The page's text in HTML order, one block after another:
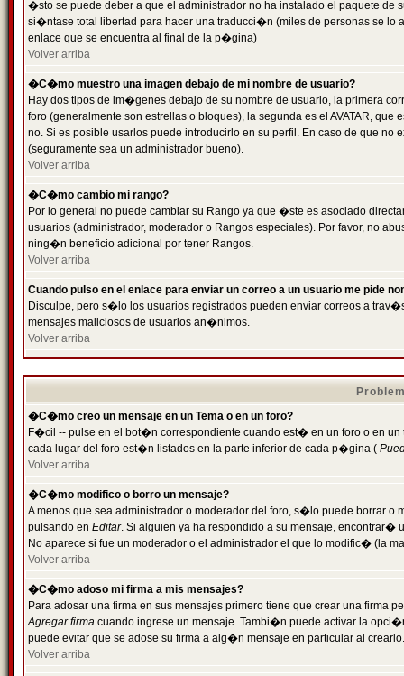
�sto se puede deber a que el administrador no ha instalado el paquete
si�ntase total libertad para hacer una traducci�n (miles de personas se
enlace que se encuentra al final de la p�gina)
Volver arriba
�C�mo muestro una imagen debajo de mi nombre de usuario?
Hay dos tipos de im�genes debajo de su nombre de usuario, la primera
foro (generalmente son estrellas o bloques), la segunda es el AVATAR,
no. Si es posible usarlos puede introducirlo en su perfil. En caso de que
(seguramente sea un administrador bueno).
Volver arriba
�C�mo cambio mi rango?
Por lo general no puede cambiar su Rango ya que �ste es asociado
usuarios (administrador, moderador o Rangos especiales). Por favor, no
ning�n beneficio adicional por tener Rangos.
Volver arriba
Cuando pulso en el enlace para enviar un correo a un usuario me pide
Disculpe, pero s�lo los usuarios registrados pueden enviar correos a
mensajes maliciosos de usuarios an�nimos.
Volver arriba
�C�mo creo un mensaje en un Tema o en un foro?
F�cil -- pulse en el bot�n correspondiente cuando est� en un foro o en
cada lugar del foro est�n listados en la parte inferior de cada p�gina (
Volver arriba
�C�mo modifico o borro un mensaje?
A menos que sea administrador o moderador del foro, s�lo puede borrar o
pulsando en Editar. Si alguien ya ha respondido a su mensaje, encontrar�
No aparece si fue un moderador o el administrador el que lo modific� (la
Volver arriba
�C�mo adoso mi firma a mis mensajes?
Para adosar una firma en sus mensajes primero tiene que crear una firma
Agregar firma cuando ingrese un mensaje. Tambi�n puede activar la
puede evitar que se adose su firma a alg�n mensaje en particular al crearlo.
Volver arriba